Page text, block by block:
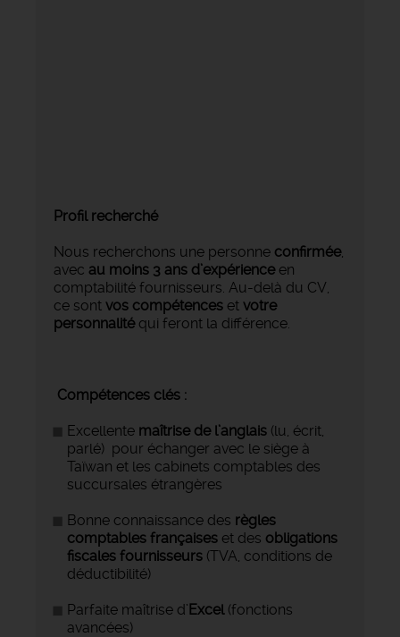
Profil recherché
Nous recherchons une personne confirmée,
avec au moins 3 ans d’expérienceen
comptabilité fournisseurs. Au-delà du CV,
ce sont vos compétences et votre
personnalitéqui feront la différence.
Compétences clés :
Excellente maîtrise de l’anglais (lu, écrit,
parlé) pour échanger avec le siège à
Taïwan et les cabinets comptables des
succursales étrangères
Bonne connaissance des règles
comptables françaises et des obligations
fiscales fournisseurs (TVA, conditions de
déductibilité)
Parfaite maîtrise d’ Excel(fonctions
avancées)